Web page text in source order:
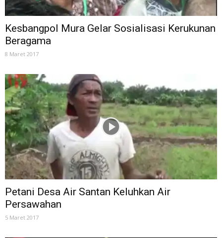
Kesbangpol Mura Gelar Sosialisasi Kerukunan
Beragama
8 Maret 2017
Petani Desa Air Santan Keluhkan Air
Persawahan
5 Maret 2017